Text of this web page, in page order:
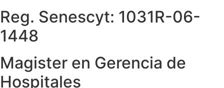
Reg. Senescyt: 1031R-06-
1448
Magister en Gerencia de
Hospitales